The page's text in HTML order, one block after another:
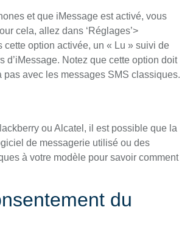
et que iMessage est activé, vous
cela, allez dans ‘Réglages’>
cette option activée, un « Lu » suivi de
d’iMessage. Notez que cette option doit
avec les messages SMS classiques.
ou Alcatel, il est possible que la
de messagerie utilisé ou des
à votre modèle pour savoir comment
du